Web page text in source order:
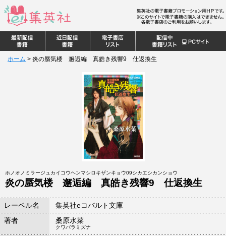
ホーム > 炎の蜃気楼 邂逅編 真皓き残響9 仕返換生
ホノオノミラージュカイコウヘンマシロキザンキョウ09シカエシカンショウ
炎の蜃気楼 邂逅編 真皓き残響9 仕返換生
レーベル名
集英社eコバルト文庫
著者
桑原水菜
クワバラミズナ